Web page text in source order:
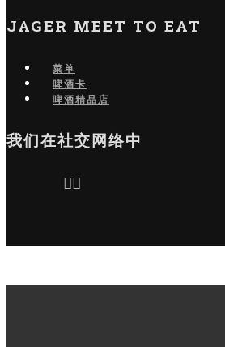
JAGER MEET TO EAT
菜单
啤酒卡
啤酒精品店
我们在社交网络中